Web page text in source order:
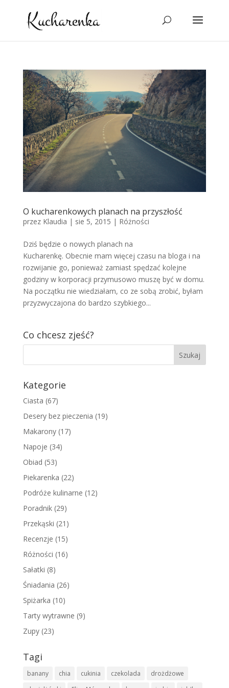
O kucharenkowych planach na przyszłość
przez Klaudia | sie 5, 2015 | Różności
Dziś będzie o nowych planach na
Kucharenkę. Obecnie mam więcej czasu na bloga i na
rozwijanie go, ponieważ zamiast spędzać kolejne
godziny w korporacji przymusowo muszę być w domu.
Na początku nie wiedziałam, co ze sobą zrobić, byłam
przyzwyczajona do bardzo szybkiego...
Co chcesz zjeść?
Kategorie
Ciasta (67)
Desery bez pieczenia (19)
Makarony(17)
Napoje (34)
Obiad (53)
Piekarenka (22)
Podróże kulinarne (12)
Poradnik(29)
Przekąski (21)
Recenzje (15)
Różności (16)
Sałatki (8)
Śniadania (26)
Spiżarka (10)
Tarty wytrawne (9)
Zupy(23)
Tagi
banany chia cukinia czekolada
drożdżowe